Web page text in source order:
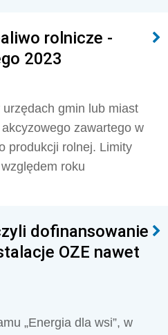
rolnicze -
2023
urzędach gmin lub miast
zawartego w
produkcji rolnej. Limity
roku
dofinansowanie
OZE nawet
„Energia dla wsi”, w